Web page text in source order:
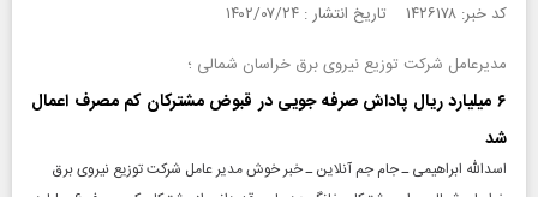
کد خبر: ۱۴۲۶۱۷۸ تاریخ انتشار : ۱۴۰۲/۰۷/۲۴
مدیرعامل شرکت توزیع نیروی برق خراسان شمالی ؛
۶ میلیارد ریال پاداش صرفه جویی در قبوض مشترکان کم مصرف اعمال
شد
اسدالله ابراهیمی ـ جام جم آنلاین ـ خبر خوش مدیر عامل شرکت توزیع نیروی برق